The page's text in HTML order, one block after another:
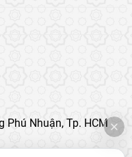
Phú Nhuận, Tp. HCM